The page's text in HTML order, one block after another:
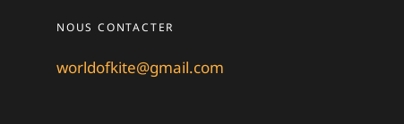
NOUS CONTACTER
worldofkite@gmail.com